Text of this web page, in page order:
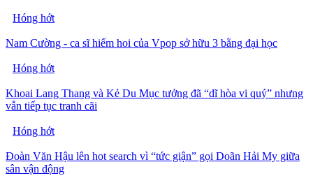
Hóng hớt
Nam Cường - ca sĩ hiếm hoi của Vpop sở hữu 3 bằng đại học
Hóng hớt
Khoai Lang Thang và Kẻ Du Mục tưởng đã “dĩ hòa vi quý” nhưng
vẫn tiếp tục tranh cãi
Hóng hớt
Đoàn Văn Hậu lên hot search vì “tức giận” gọi Doãn Hải My giữa
sân vận động